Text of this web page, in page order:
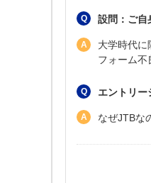
設問：ご自
大学時代に
フォーム不
エントリー
なぜJTBな